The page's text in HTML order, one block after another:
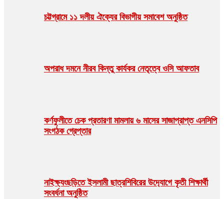
চট্টগ্রামে ১১ দলীয় ঐক্যের বিভাগীয় সমাবেশ অনুষ্ঠিত
অপরাধ দমনে নীরব কিন্তু কার্যকর নেতৃত্বে ওসি আফতাব
কর্ণফুলীতে চেক প্রতারণা মামলায় ৬ মাসের সাজাপ্রাপ্ত এনসিপি
সংগঠক গ্রেপ্তার
নাইক্ষ‍‍্যংছড়িতে ইসলামী ছাত্রশিবিরের উদ‍্যোগে কৃতী শিক্ষার্থী
সংবর্ধনা অনুষ্ঠিত